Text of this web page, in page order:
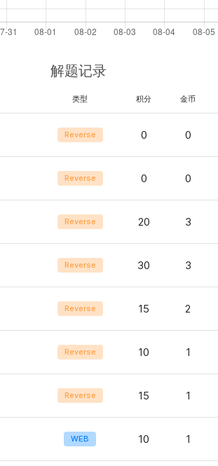
解题记录
类型 积分 金币
Reverse 0 0
Reverse 0 0
Reverse 20 3
Reverse 30 3
Reverse 15 2
Reverse 10 1
Reverse 15 1
WEB 10 1